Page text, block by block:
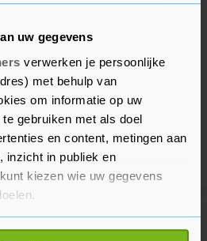
uw gegevens
verwerken je persoonlijke
met behulp van
om informatie op uw
gebruiken met als doel
en content, metingen aan
inzicht in publiek en
kiezen wie uw gegevens
we ook graag: